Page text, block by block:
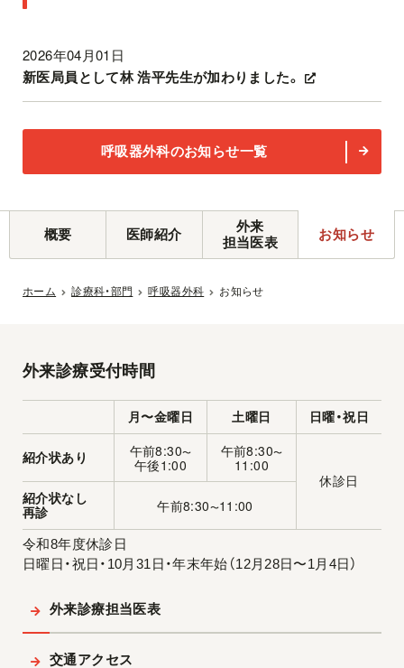
2026年04月01日
新医局員として林 浩平先生が加わりました。
呼吸器外科のお知らせ一覧
概要 医師紹介
外来
担当医表
お知らせ
ホーム 診療科・部門 呼吸器外科 お知らせ
外来診療受付時間
月〜金曜日 土曜日 日曜・祝日
紹介状あり 午前8:30〜
午後1:00
午前8:30〜
11:00
休診日
紹介状なし
再診
午前8:30〜11:00
令和8年度休診日
日曜日・祝日・10月31日・年末年始（12月28日〜1月4日）
外来診療担当医表
交通アクセス